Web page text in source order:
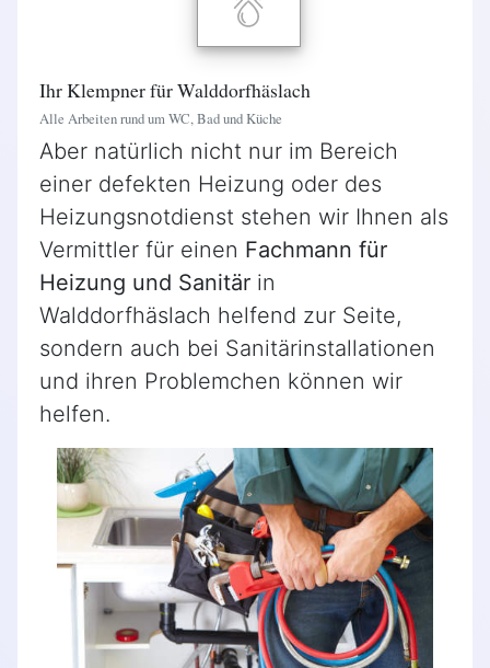
Ihr Klempner für Walddorfhäslach
Alle Arbeiten rund um WC, Bad und Küche
Aber natürlich nicht nur im Bereich
einer defekten Heizung oder des
Heizungsnotdienst stehen wir Ihnen als
Vermittler für einen Fachmann für
Heizung und Sanitär in
Walddorfhäslach helfend zur Seite,
sondern auch bei Sanitärinstallationen
und ihren Problemchen können wir
helfen.